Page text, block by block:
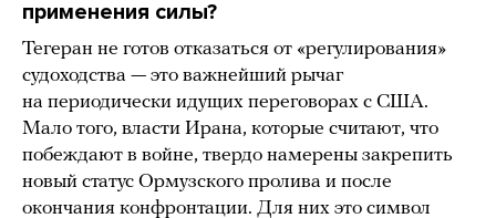
применения силы?
Тегеран не готов отказаться от «регулирования»
судоходства — это важнейший рычаг
на периодически идущих переговорах с США.
Мало того, власти Ирана, которые считают, что
побеждают в войне, твердо намерены закрепить
новый статус Ормузского пролива и после
окончания конфронтации. Для них это символ